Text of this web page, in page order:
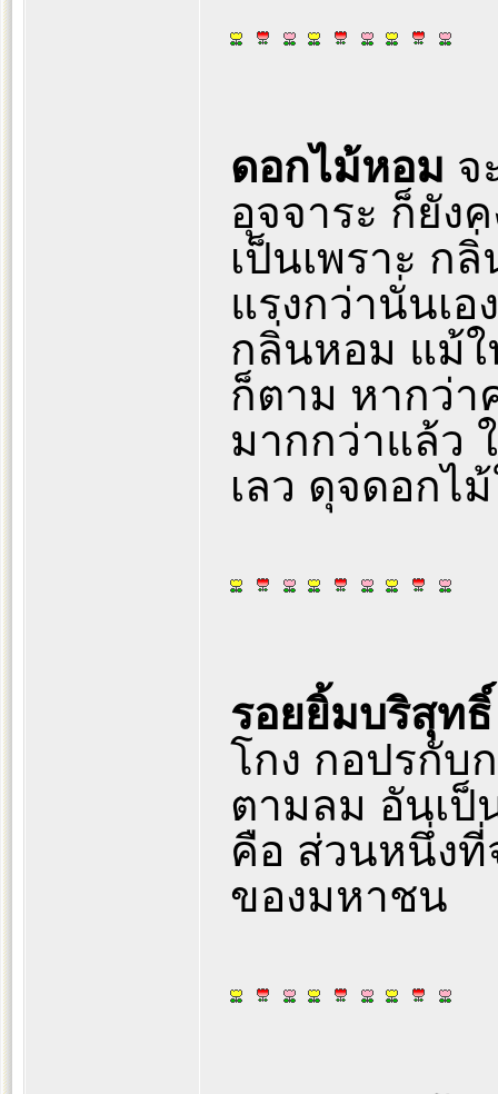
ดอกไม้หอม จ
อุจจาระ ก็ยัง
เป็นเพราะ ก
แรงกว่านั่นเ
กลิ่นหอม แม้ใ
ก็ตาม หากว่
มากกว่าแล้ว
เลว ดุจดอกไ
รอยยิ้มบริสุท
โกง กอปรกับ
ตามลม อันเป็
คือ ส่วนหนึ่งที่
ของมหาชน